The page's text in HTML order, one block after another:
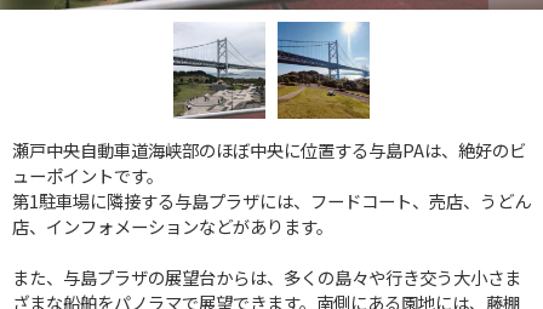
瀬戸中央自動車道海峡部のほぼ中央に位置する与島PAは、絶好のビ
ューポイントです。
第1駐車場に隣接する与島プラザには、フードコート、売店、うどん
店、インフォメーションなどがあります。
また、与島プラザの展望台からは、多くの島々や行き交う大小さま
ざまな船舶をパノラマで展望できます。南側にある園地には、藤棚